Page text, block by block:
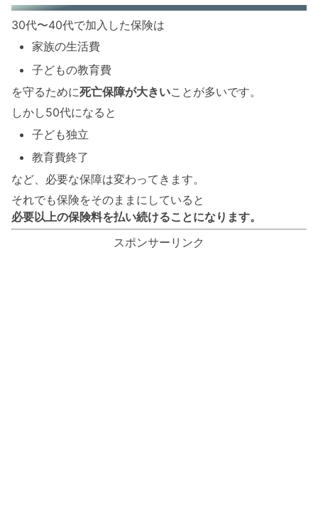
30代〜40代で加入した保険は
家族の生活費
子どもの教育費
を守るために死亡保障が大きいことが多いです。
しかし50代になると
子ども独立
教育費終了
など、必要な保障は変わってきます。
それでも保険をそのままにしていると
必要以上の保険料を払い続けることになります。
スポンサーリンク